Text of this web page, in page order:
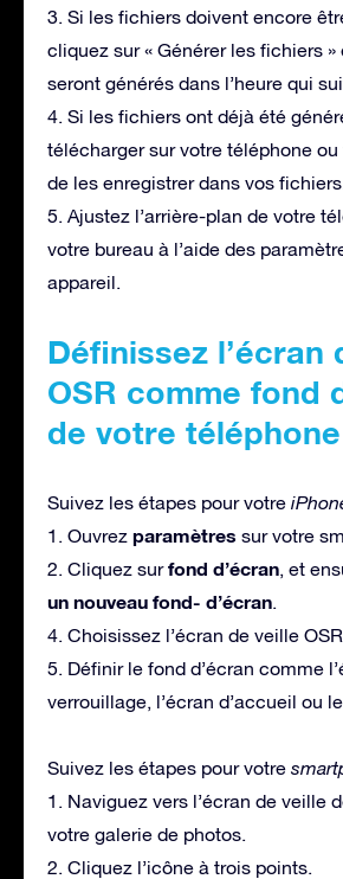
3. Si les fichiers doivent encore
cliquez sur « Générer les fichiers
seront générés dans l’heure qui
4. Si les fichiers ont déjà été
télécharger sur votre téléphone
de les enregistrer dans vos fichiers.
5. Ajustez l’arrière-plan de votre
votre bureau à l’aide des
appareil.
Définissez l’écran
OSR comme fond
de votre téléphone
Suivez les étapes pour votre
1. Ouvrez paramètres sur votre
2. Cliquez surfond d’écran , et
un nouveau fond- d’écran
4. Choisissez l’écran de veille OSR.
5. Définir le fond d’écran comme
verrouillage, l’écran d’accueil ou
Suivez les étapes pour votre
1. Naviguez vers l’écran de veille
votre galerie de photos.
2. Cliquez l’icône à trois points.